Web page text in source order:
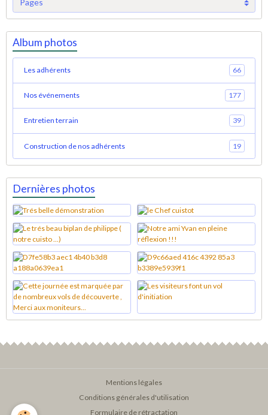
Album photos
Les adhérents 66
Nos événements 177
Entretien terrain 39
Construction de nos adhérents 19
Dernières photos
Mentions légales
Conditions générales d'utilisation
Formulaire de rétractation